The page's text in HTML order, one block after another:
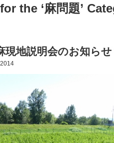
the ‘麻問題’
現地説明会のお知らせ